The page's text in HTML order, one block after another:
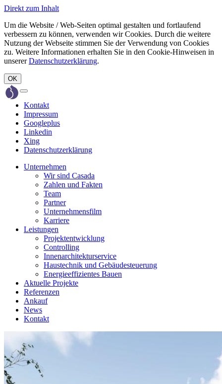
Direkt zum Inhalt
Um die Website / Web-Seiten optimal gestalten und fortlaufend
verbessern zu können, verwenden wir Cookies. Durch die weitere
Nutzung der Webseite stimmen Sie der Verwendung von Cookies
zu. Weitere Informationen erhalten Sie in den Cookie-Hinweisen in
unsererDatenschutzerklärung.
OK
Toggle
navigation
Kontakt
Impressum
Googleplus
Linkedin
Xing
Datenschutzerklärung
Unternehmen
Wir sind Casada
Zahlen und Fakten
Team
Partner
Unternehmensfilm
Karriere
Leistungen
Projektentwicklung
Controlling
Innenarchitekturservice
Haustechnik und Gebäudesteuerung
Energieeffizientes Bauen
Aktuelle Projekte
Referenzen
Ankauf
News
Kontakt